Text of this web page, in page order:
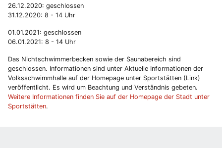
26.12.2020: geschlossen
31.12.2020: 8 - 14 Uhr
01.01.2021: geschlossen
06.01.2021: 8 - 14 Uhr
Das Nichtschwimmerbecken sowie der Saunabereich sind
geschlossen. Informationen sind unter Aktuelle Informationen der
Volksschwimmhalle auf der Homepage unter Sportstätten (Link)
veröffentlicht. Es wird um Beachtung und Verständnis gebeten.
Weitere Informationen finden Sie auf der Homepage der Stadt unter
Sportstätten.